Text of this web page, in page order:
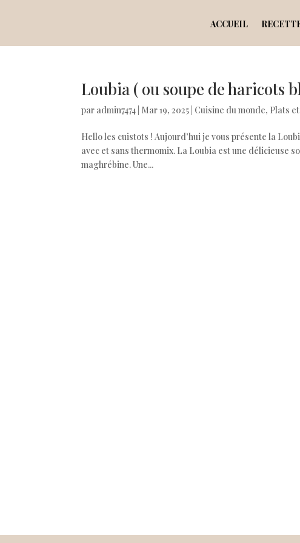
ACCUEIL
Loubia ( ou soupe de haricots
par admin7474 Mar 19, 2025 Cuisine du monde, Plats
Hello les cuistots ! Aujourd’hui je vous présente la
avec et sans thermomix. La Loubia est une délicieuse
maghrébine. Une...